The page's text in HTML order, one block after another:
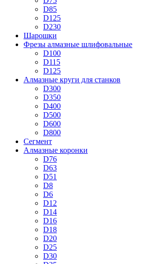
D85
D125
D230
Шарошки
Фрезы алмазные шлифовальные
D100
D115
D125
Алмазные круги для станков
D300
D350
D400
D500
D600
D800
Сегмент
Алмазные коронки
D76
D63
D51
D8
D6
D12
D14
D16
D18
D20
D25
D30